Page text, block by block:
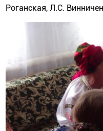
Роганская, Л.С.